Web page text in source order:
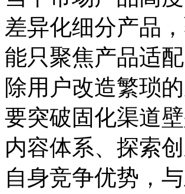
差异化细分产品
能只聚焦产品适
除用户改造繁琐
要突破固化渠道
内容体系、探索
自身竞争优势，